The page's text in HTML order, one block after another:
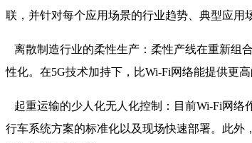
联，并针对每个应用场景的行业趋势、典型应用
离散制造行业的柔性生产：柔性产线在重新组
性化。在5G技术加持下，比Wi-Fi网络能提供更
起重运输的少人化无人化控制：目前Wi-Fi网络
行车系统方案的标准化以及现场快速部署。此外